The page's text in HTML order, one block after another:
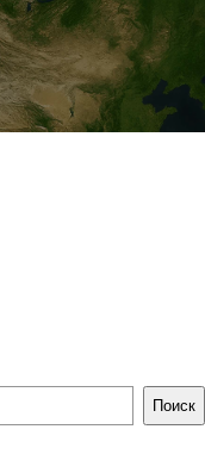
Поиск